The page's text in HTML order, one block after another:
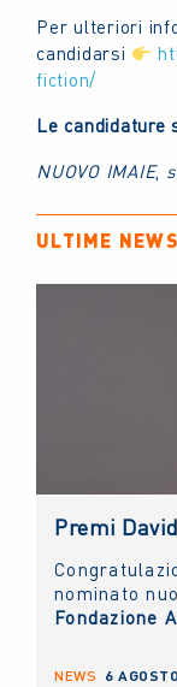
Per ulteriori
candidarsi
fiction/
Le candidature
NUOVO IMAIE,
ULTIME NEWS
nominato
Fondazione
IMAIEè
NEWS 6